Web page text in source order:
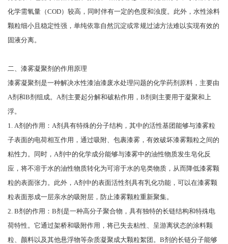
化学需氧量（COD）较高，同时伴有一定的色度和浊度。此外，水性涂料
颗粒细小且稳定性强，单纯依靠自然沉淀或常规过滤方法难以实现有效的
固液分离。
二、漆雾凝聚剂的作用原理
漆雾凝聚剂是一种解决水性漆油漆废水处理问题的化学药剂原料，主要由
A剂和B剂组成。A剂主要起分解和破粘作用，B剂则主要用于凝聚和上
浮。
1. A剂的作用：A剂具有特殊的分子结构，其中的活性基团能够与漆雾粒
子表面的电荷相互作用，通过吸附、包裹漆雾，有效破坏漆雾颗粒之间的
粘性力。同时，A剂中的化学成分能够与漆雾中的油性物质发生皂化反
应，将不溶于水的油性物质转化为可溶于水的皂类物质，从而降低漆雾颗
粒的表面张力。此外，A剂中的表面活性剂具有乳化功能，可以在漆雾颗
粒表面形成一层亲水的吸附层，防止漆雾颗粒重新聚集。
2. B剂的作用：B剂是一种高分子聚合物，具有独特的长链结构和特殊电
荷特性。它通过架桥和吸附作用，将已失去粘性、呈游离状态的涂料颗
粒、颜料以及其他悬浮物等杂质凝聚成大颗粒絮团。B剂的长链分子能够